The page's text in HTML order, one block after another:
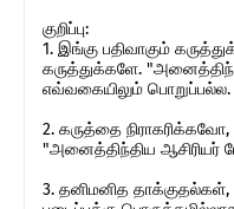
குறிப்பு:
1. இங்கு பதிவாகும்
கருத்துக்களே.
எவ்வகையிலும் பொறுப்பல்ல.
2. கருத்தை
"அனைத்திந்திய ஆசிரியர்
3. தனிமனித